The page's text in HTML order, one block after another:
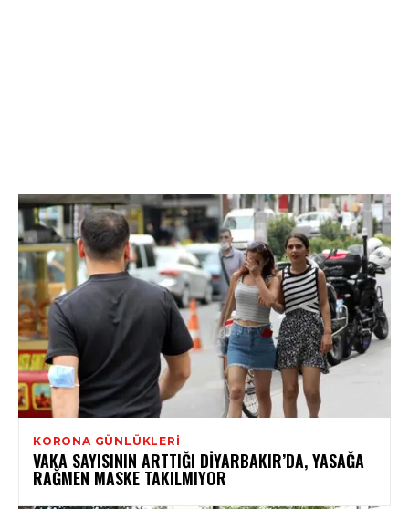
KORONA GÜNLÜKLERI
VAKA SAYISININ ARTTIĞI DIYARBAKIR’DA, YASAĞA
RAĞMEN MASKE TAKILMIYOR